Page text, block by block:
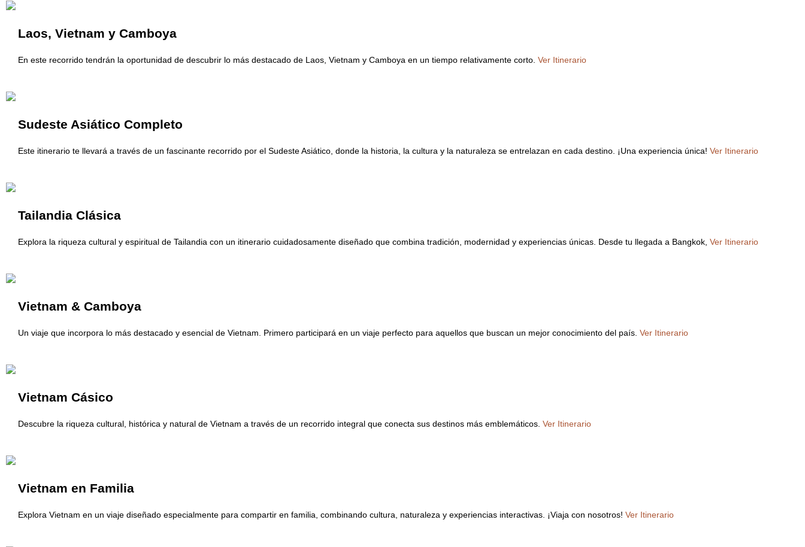
Laos, Vietnam y Camboya
En este recorrido tendrán la oportunidad de descubrir lo más destacado de Laos, Vietnam y Camboya en un tiempo relativamente corto. Ver Itinerario
Sudeste Asiático Completo
Este itinerario te llevará a través de un fascinante recorrido por el Sudeste Asiático, donde la historia, la cultura y la naturaleza se entrelazan en cada destino. ¡Una experiencia única! Ver Itinerario
Tailandia Clásica
Explora la riqueza cultural y espiritual de Tailandia con un itinerario cuidadosamente diseñado que combina tradición, modernidad y experiencias únicas. Desde tu llegada a Bangkok, Ver Itinerario
Vietnam & Camboya
Un viaje que incorpora lo más destacado y esencial de Vietnam. Primero participará en un viaje perfecto para aquellos que buscan un mejor conocimiento del país. Ver Itinerario
Vietnam Cásico
Descubre la riqueza cultural, histórica y natural de Vietnam a través de un recorrido integral que conecta sus destinos más emblemáticos. Ver Itinerario
Vietnam en Familia
Explora Vietnam en un viaje diseñado especialmente para compartir en familia, combinando cultura, naturaleza y experiencias interactivas. ¡Viaja con nosotros! Ver Itinerario